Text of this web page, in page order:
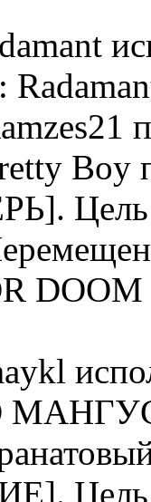
Boy
].
DOOM
].